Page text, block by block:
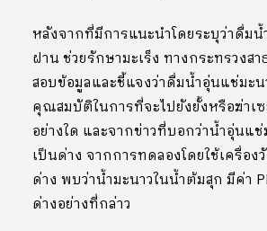
หลังจากที่มีการแนะนำโดยระบุว่าดื่ม
ฝาน ช่วยรักษามะเร็ง ทางกระทรวงส
สอบข้อมูลและชี้แจงว่าดื่มน้ำอุ่นแช่มะน
คุณสมบัติในการที่จะไปยังยั้งหรือฆ่าเ
อย่างใด และจากข่าวที่บอกว่าน้ำอุ่นแ
เป็นด่าง จากการทดลองโดยใช้เครื่อ
ด่าง พบว่าน้ำมะนาวในน้ำต้มสุก มีค่า
ด่างอย่างที่กล่าว